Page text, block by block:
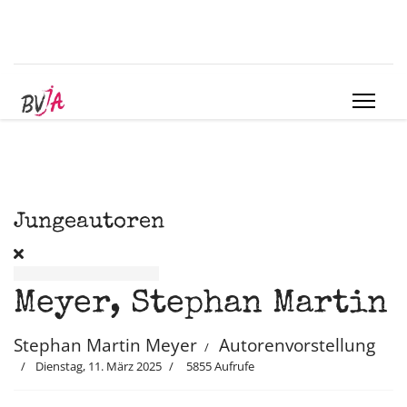
Jungeautoren
Meyer, Stephan Martin
Stephan Martin Meyer Autorenvorstellung
Dienstag, 11. März 2025 5855 Aufrufe